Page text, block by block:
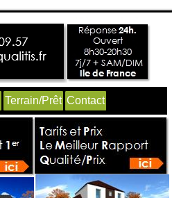
Terrain/Prêt Contact